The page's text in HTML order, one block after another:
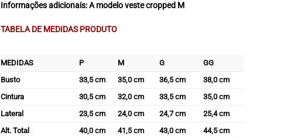
Informações adicionais: A modelo veste cropped M
TABELA DE MEDIDAS PRODUTO
MEDIDAS P M G
GG
Busto
33,5 cm 35,0 cm 36,5 cm
38,0 cm
Cintura
30,5 cm 32,0 cm 33,5 cm
35,0 cm
Lateral
23,5 cm 24,0 cm 24,7 cm
25,4 cm
Alt. Total
40,0 cm 41,5 cm 43,0 cm
44,5 cm